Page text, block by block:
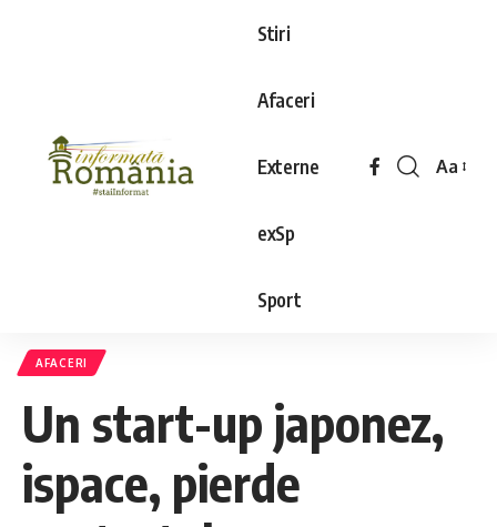
Stiri
Afaceri
Externe
exSp
Sport
Aa
AFACERI
Un start-up japonez,
ispace, pierde